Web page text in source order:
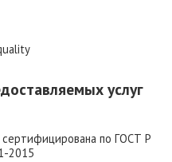
услуг
сертифицирована по ГОСТ Р
2015